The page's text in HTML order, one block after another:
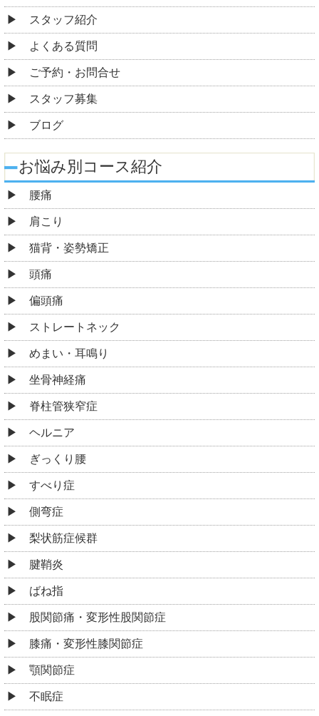
スタッフ紹介
よくある質問
ご予約・お問合せ
スタッフ募集
ブログ
お悩み別コース紹介
腰痛
肩こり
猫背・姿勢矯正
頭痛
偏頭痛
ストレートネック
めまい・耳鳴り
坐骨神経痛
脊柱管狭窄症
ヘルニア
ぎっくり腰
すべり症
側弯症
梨状筋症候群
腱鞘炎
ばね指
股関節痛・変形性股関節症
膝痛・変形性膝関節症
顎関節症
不眠症